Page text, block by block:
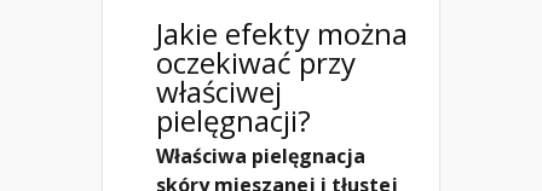
Jakie efekty można
oczekiwać przy
właściwej
pielęgnacji?
Właściwa pielęgnacja
skóry mieszanej i tłustej